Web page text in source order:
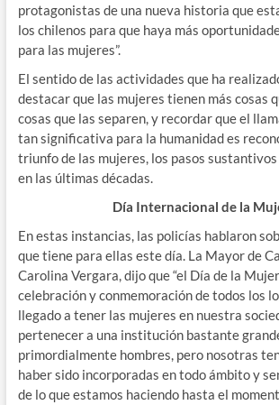
protagonistas de una nueva historia que
los chilenos para que haya más
para las mujeres”.
El sentido de las actividades que ha
destacar que las mujeres tienen más cosas
cosas que las separen, y recordar que el
tan significativa para la humanidad es
triunfo de las mujeres, los pasos sustantivos
en las últimas décadas.
Día Internacional de la
En estas instancias, las policías hablaron
que tiene para ellas este día. La Mayor de
Carolina Vergara, dijo que “el Día de la
celebración y conmemoración de todos los
llegado a tener las mujeres en nuestra
pertenecer a una institución bastante
primordialmente hombres, pero nosotras
haber sido incorporadas en todo ámbito y
de lo que estamos haciendo hasta el